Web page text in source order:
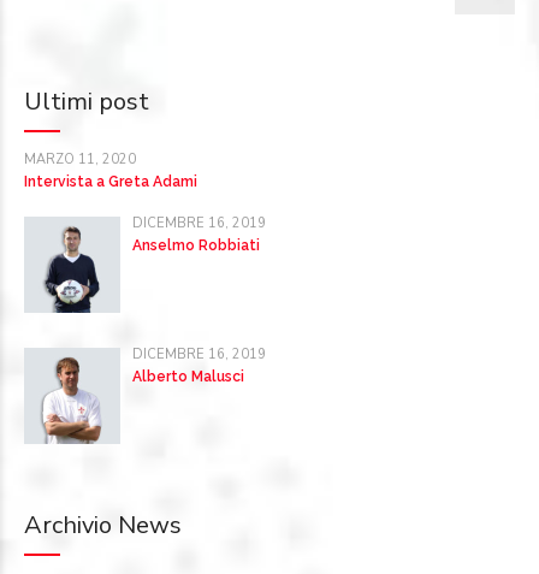
Ultimi post
MARZO 11, 2020
Intervista a Greta Adami
DICEMBRE 16, 2019
Anselmo Robbiati
DICEMBRE 16, 2019
Alberto Malusci
Archivio News